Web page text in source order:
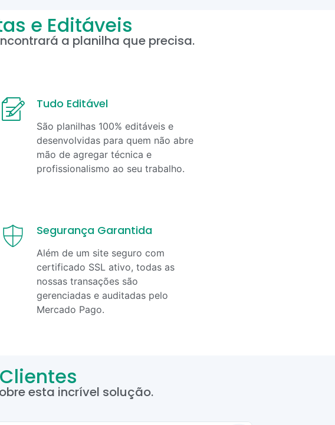
e Editáveis
a planilha que precisa.
Tudo Editável
São planilhas 100% editáveis e
desenvolvidas para quem não abre
mão de agregar técnica e
profissionalismo ao seu trabalho.
Segurança Garantida
Além de um site seguro com
certificado SSL ativo, todas as
nossas transações são
gerenciadas e auditadas pelo
Mercado Pago.
esta incrível solução.